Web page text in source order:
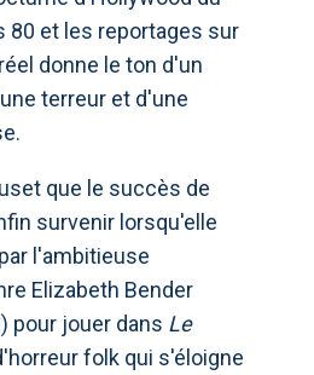
80 et les reportages sur
donne le ton d'un
terreur et d'une
que le succès de
survenir lorsqu'elle
l'ambitieuse
Elizabeth Bender
pour jouer dans Le
folk qui s'éloigne